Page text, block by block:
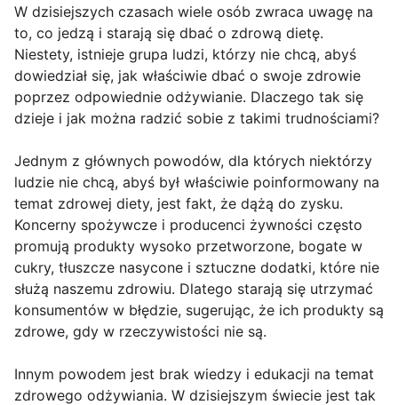
W dzisiejszych czasach wiele osób zwraca uwagę na
to, co jedzą i starają się dbać o zdrową dietę.
Niestety, istnieje grupa ludzi, którzy nie chcą, abyś
dowiedział się, jak właściwie dbać o swoje zdrowie
poprzez odpowiednie odżywianie. Dlaczego tak się
dzieje i jak można radzić sobie z takimi trudnościami?
Jednym z głównych powodów, dla których niektórzy
ludzie nie chcą, abyś był właściwie poinformowany na
temat zdrowej diety, jest fakt, że dążą do zysku.
Koncerny spożywcze i producenci żywności często
promują produkty wysoko przetworzone, bogate w
cukry, tłuszcze nasycone i sztuczne dodatki, które nie
służą naszemu zdrowiu. Dlatego starają się utrzymać
konsumentów w błędzie, sugerując, że ich produkty są
zdrowe, gdy w rzeczywistości nie są.
Innym powodem jest brak wiedzy i edukacji na temat
zdrowego odżywiania. W dzisiejszym świecie jest tak